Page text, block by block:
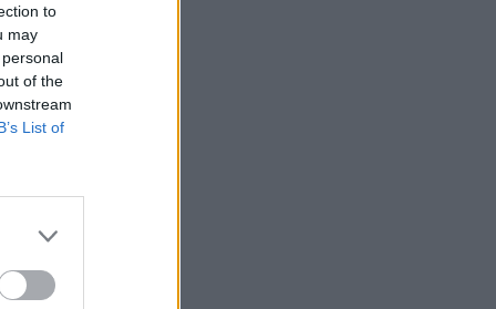
to
may
of the
List of